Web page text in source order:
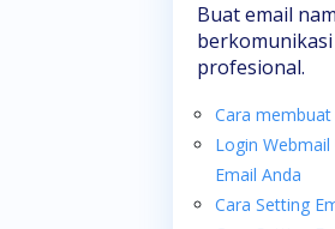
Buat email
profesional.
Cara
Login
Email Anda
Cara Setting